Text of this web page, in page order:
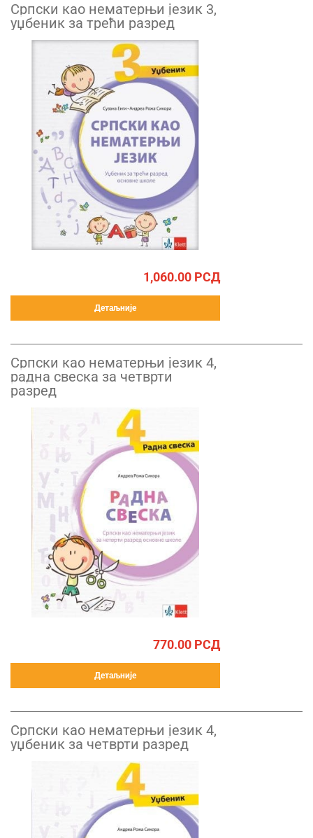
Српски као нематерњи језик 3,
уџбеник за трећи разред
1,060.00 РСД
Детаљније
Српски као нематерњи језик 4,
радна свеска за четврти
разред
770.00 РСД
Детаљније
Српски као нематерњи језик 4,
уџбеник за четврти разред